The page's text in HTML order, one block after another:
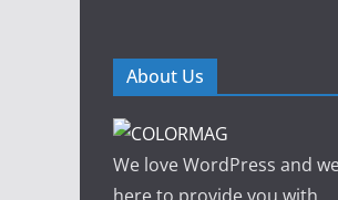
About Us
We love WordPress and